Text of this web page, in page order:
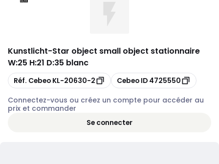
Kunstlicht-Star object small object stationnaire
W:25 H:21 D:35 blanc
Copier
Réf. Cebeo KL-20630-2 Copier
Cebeo ID 4725550
Connectez-vous ou créez un compte pour accéder au
prix et commander
Se connecter